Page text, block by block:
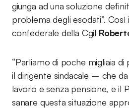
giunga ad una soluzione
problema degli esodati”. Così
confederale della Cgil
“Parliamo di poche migliaia
il dirigente sindacale – che
lavoro e senza pensione, e il
sanare questa situazione